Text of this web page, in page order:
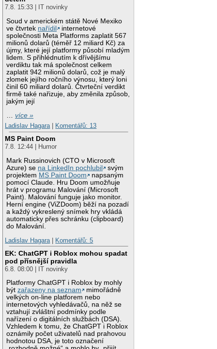
7.8. 15:33 | IT novinky
Soud v americkém státě Nové Mexiko
ve čtvrtek nařídil
internetové
společnosti Meta Platforms zaplatit 567
milionů dolarů (téměř 12 miliard Kč) za
újmy, které její platformy působí mladým
lidem. S přihlédnutím k dřívějšímu
verdiktu tak má společnost celkem
zaplatit 942 milionů dolarů, což je malý
zlomek jejího ročního výnosu, který loni
činil 60 miliard dolarů. Čtvrteční verdikt
firmě také nařizuje, aby změnila způsob,
jakým její
…více »
Ladislav Hagara| Komentářů: 13
MS Paint Doom
7.8. 12:44 | Humor
Mark Russinovich (CTO v Microsoft
Azure) se na LinkedIn pochlubil
svým
projektem MS Paint Doom
napsaným
pomocí Claude. Hru Doom umožňuje
hrát v programu Malování (Microsoft
Paint). Malování funguje jako monitor.
Herní engine (ViZDoom) běží na pozadí
a každý vykreslený snímek hry vkládá
automaticky přes schránku (clipboard)
do Malování.
Ladislav Hagara| Komentářů: 5
EK: ChatGPT i Roblox mohou spadat
pod přísnější pravidla
6.8. 08:00 | IT novinky
Platformy ChatGPT i Roblox by mohly
býtzařazeny na seznam
mimořádně
velkých on-line platforem nebo
internetových vyhledávačů, na něž se
vztahují zvláštní podmínky podle
nařízení o digitálních službách (DSA).
Vzhledem k tomu, že ChatGPT i Roblox
oznámily počet uživatelů nad prahovou
hodnotou DSA, je toto označení